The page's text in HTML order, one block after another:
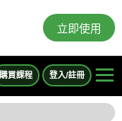
立即使用
購買課程 登入/註冊